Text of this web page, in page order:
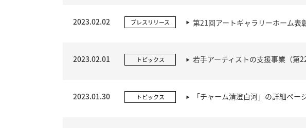
2023.02.02 プレスリリース 第21回アートギャラリーホーム表
2023.02.01 トピックス 若手アーティストの支援事業（第
2023.01.30 トピックス 「チャーム清澄白河」の詳細ペー